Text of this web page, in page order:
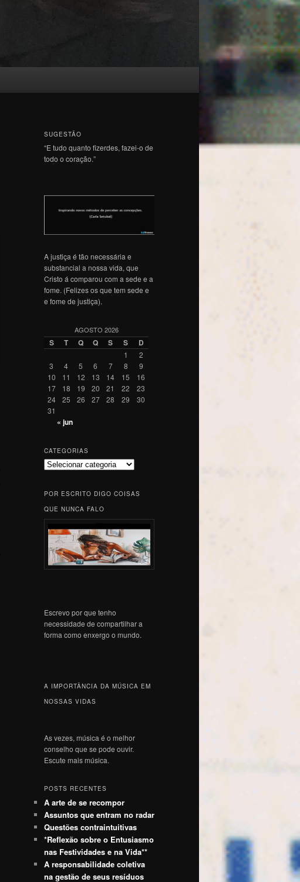
SUGESTÃO
“E tudo quanto fizerdes, fazei-o de
todo o coração.”
A justiça é tão necessária e
substancial a nossa vida, que
Cristo á comparou com a sede e a
fome. (Felizes os que tem sede e
e fome de justiça).
AGOSTO 2026
S T Q Q S S D
1
2
3
4 5 6 7 8
9
10
11 12 13 14 15
16
17
18 19 20 21 22
23
24
25 26 27 28 29
30
31
« jun
CATEGORIAS
Categorias
POR ESCRITO DIGO COISAS
QUE NUNCA FALO
Escrevo por que tenho
necessidade de compartilhar a
forma como enxergo o mundo.
A IMPORTÂNCIA DA MÚSICA EM
NOSSAS VIDAS
As vezes, música é o melhor
conselho que se pode ouvir.
Escute mais música.
POSTS RECENTES
A arte de se recompor
Assuntos que entram no radar
Questões contraintuitivas
*Reflexão sobre o Entusiasmo
nas Festividades e na Vida**
A responsabilidade coletiva
na gestão de seus resíduos